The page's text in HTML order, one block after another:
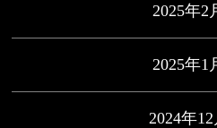
2025年2
2025年1
2024年12